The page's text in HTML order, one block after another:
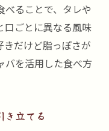
ることで、タレや
口ごとに異なる風味
きだけど脂っぽさが
バを活用した食べ方
き立てる